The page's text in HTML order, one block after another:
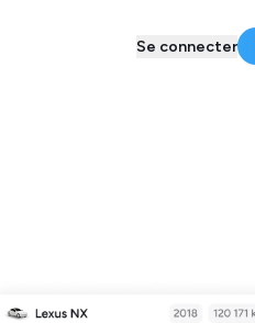
Se connecter